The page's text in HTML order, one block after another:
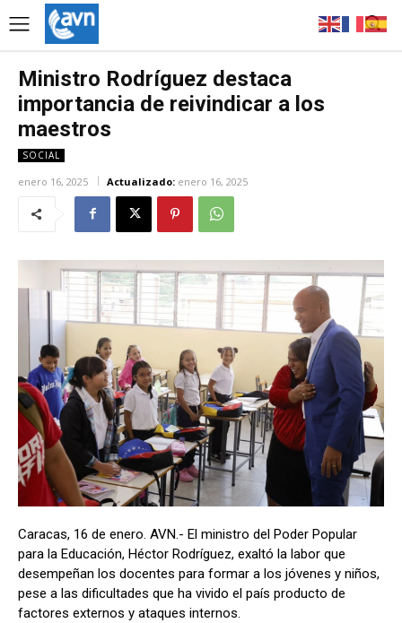
Ministro Rodríguez destaca
importancia de reivindicar a los
maestros
SOCIAL
enero 16, 2025 Actualizado: enero 16, 2025
Caracas, 16 de enero. AVN.- El ministro del Poder Popular
para la Educación, Héctor Rodríguez, exaltó la labor que
desempeñan los docentes para formar a los jóvenes y niños,
pese a las dificultades que ha vivido el país producto de
factores externos y ataques internos.